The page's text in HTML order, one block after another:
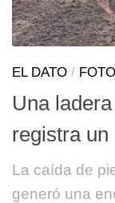
EL DATO /
Una
registra
La caída de
generó una